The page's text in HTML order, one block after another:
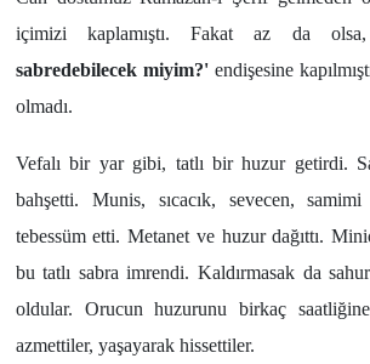
içimizi kaplamıştı. Fakat az da
sabredebilecek miyim?'endişesine
olmadı.
Vefalı bir yar gibi, tatlı bir huzur getirdi.
bahşetti. Munis, sıcacık, sevecen,
tebessüm etti. Metanet ve huzur dağıttı.
bu tatlı sabra imrendi. Kaldırmasak da
oldular. Orucun huzurunu birkaç
azmettiler, yaşayarak hissettiler.